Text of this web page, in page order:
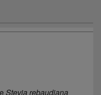
Stevia rebaudiana